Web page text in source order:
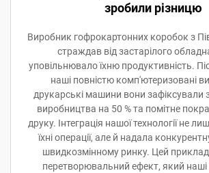
зробили різницю
Виробник гофрокартонних коробок з
страждав від застарілого
уповільнювало їхню продуктивність.
наші повністю комп'ютеризовані
друкарські машини вони зафіксували
виробництва на 50 % та помітне
друку. Інтеграція нашої технології не
їхні операції, але й надала
швидкозмінному ринку. Цей
перетворювальний ефект, який